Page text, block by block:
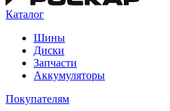
Каталог
Шины
Диски
Запчасти
Аккумуляторы
Покупателям